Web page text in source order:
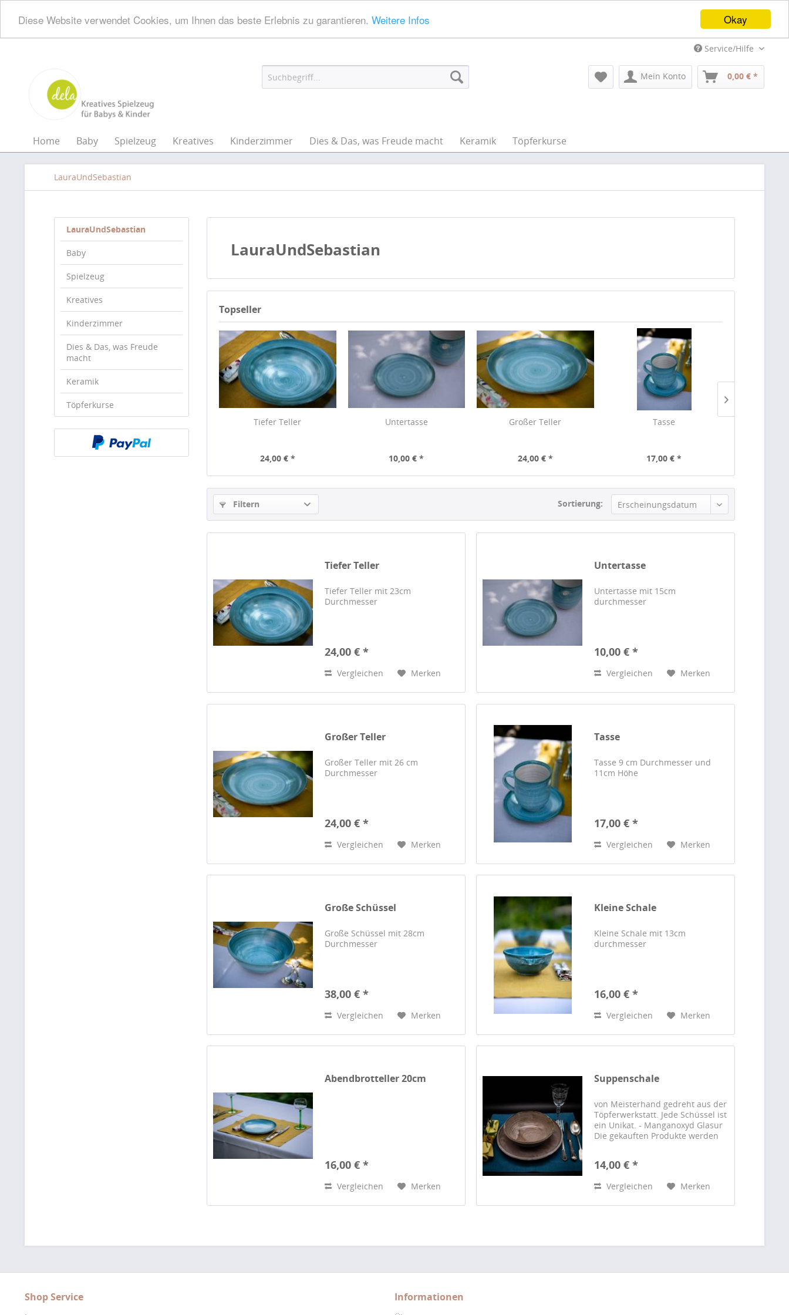
Okay
Diese Website verwendet Cookies, um Ihnen das beste Erlebnis zu garantieren. Weitere Infos
Service/Hilfe
Mein Konto 0,00 € *
Home Baby Spielzeug Kreatives Kinderzimmer Dies & Das, was Freude macht Keramik Töpferkurse
LauraUndSebastian
LauraUndSebastian
Baby
Spielzeug
Kreatives
Kinderzimmer
Dies & Das, was Freude
macht
Keramik
Töpferkurse
LauraUndSebastian
Topseller
Tiefer Teller
24,00 € *
Untertasse
10,00 € *
Großer Teller
24,00 € *
Tasse
17,00 € *
Filtern Sortierung: Erscheinungsdatum
Tiefer Teller
Tiefer Teller mit 23cm
Durchmesser
24,00 € *
Vergleichen Merken
Untertasse
Untertasse mit 15cm
durchmesser
10,00 € *
Vergleichen Merken
Großer Teller
Großer Teller mit 26 cm
Durchmesser
24,00 € *
Vergleichen Merken
Tasse
Tasse 9 cm Durchmesser und
11cm Höhe
17,00 € *
Vergleichen Merken
Große Schüssel
Große Schüssel mit 28cm
Durchmesser
38,00 € *
Vergleichen Merken
Kleine Schale
Kleine Schale mit 13cm
durchmesser
16,00 € *
Vergleichen Merken
Abendbrotteller 20cm
16,00 € *
Vergleichen Merken
Suppenschale
von Meisterhand gedreht aus der
Töpferwerkstatt. Jede Schüssel ist
ein Unikat. - Manganoxyd Glasur
Die gekauften Produkte werden
14,00 € *
Vergleichen Merken
Shop Service Informationen